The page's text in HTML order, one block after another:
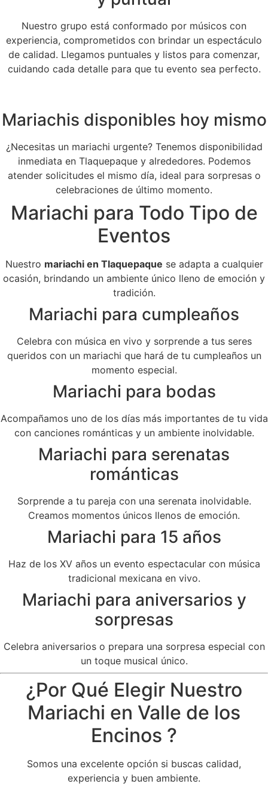
Nuestro grupo está conformado por músicos con
experiencia, comprometidos con brindar un espectáculo
de calidad. Llegamos puntuales y listos para comenzar,
cuidando cada detalle para que tu evento sea perfecto.
Mariachis disponibles hoy mismo
¿Necesitas un mariachi urgente? Tenemos disponibilidad
inmediata en Tlaquepaque y alrededores. Podemos
atender solicitudes el mismo día, ideal para sorpresas o
celebraciones de último momento.
Mariachi para Todo Tipo de
Eventos
Nuestro mariachi en Tlaquepaque se adapta a cualquier
ocasión, brindando un ambiente único lleno de emoción y
tradición.
Mariachi para cumpleaños
Celebra con música en vivo y sorprende a tus seres
queridos con un mariachi que hará de tu cumpleaños un
momento especial.
Mariachi para bodas
Acompañamos uno de los días más importantes de tu vida
con canciones románticas y un ambiente inolvidable.
Mariachi para serenatas
románticas
Sorprende a tu pareja con una serenata inolvidable.
Creamos momentos únicos llenos de emoción.
Mariachi para 15 años
Haz de los XV años un evento espectacular con música
tradicional mexicana en vivo.
Mariachi para aniversarios y
sorpresas
Celebra aniversarios o prepara una sorpresa especial con
un toque musical único.
¿Por Qué Elegir Nuestro
Mariachi en Valle de los
Encinos ?
Somos una excelente opción si buscas calidad,
experiencia y buen ambiente.